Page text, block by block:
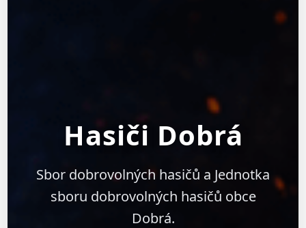
Hasiči Dobrá
Sbor dobrovolných hasičů a Jednotka
sboru dobrovolných hasičů obce
Dobrá.